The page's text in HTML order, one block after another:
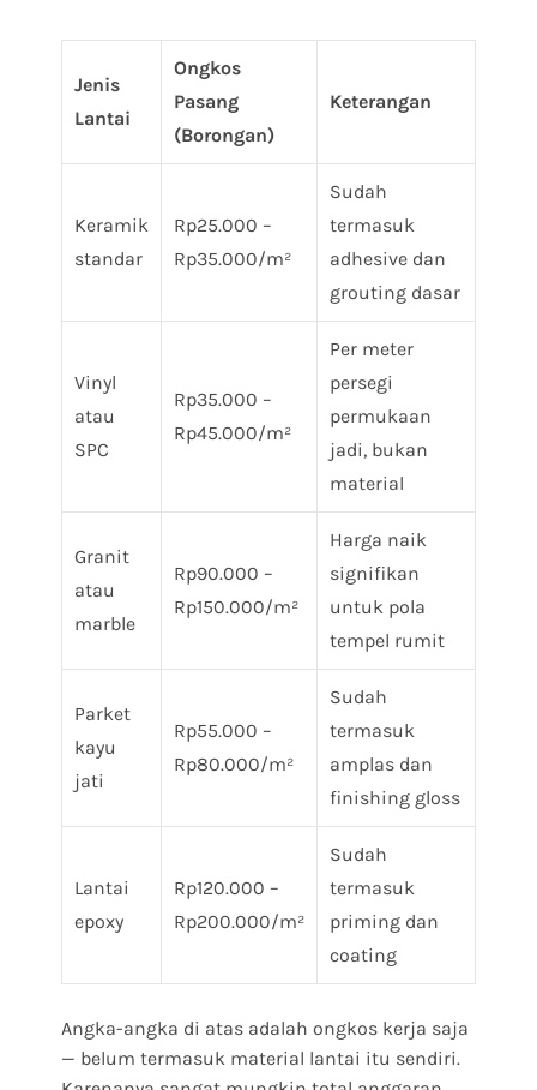
Jenis
Lantai
Ongkos
Pasang
(Borongan)
Keterangan
Keramik
standar
Rp25.000 –
Rp35.000/m²
Sudah
termasuk
adhesive dan
grouting dasar
Vinyl
atau
SPC
Rp35.000 –
Rp45.000/m²
Per meter
persegi
permukaan
jadi, bukan
material
Granit
atau
marble
Rp90.000 –
Rp150.000/m²
Harga naik
signifikan
untuk pola
tempel rumit
Parket
kayu
jati
Rp55.000 –
Rp80.000/m²
Sudah
termasuk
amplas dan
finishing gloss
Lantai
epoxy
Rp120.000 –
Rp200.000/m²
Sudah
termasuk
priming dan
coating
Angka-angka di atas adalah ongkos kerja saja
— belum termasuk material lantai itu sendiri.